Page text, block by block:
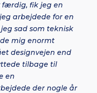
færdig, fik jeg en
arbejdede for en
sad som teknisk
mig enormt
designvejen end
tilbage til
en
der nogle år